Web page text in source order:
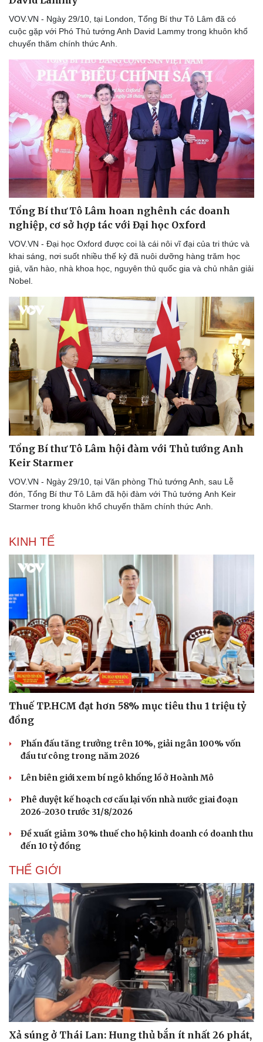
Thể thao
Bóng đá
Lịch thi đấu bóng đá
Thế giới thể thao
eSports
Hậu trường
VOV.VN - Ngày 29/10, tại London, Tổng Bí thư Tô Lâm đã có
cuộc gặp với Phó Thủ tướng Anh David Lammy trong khuôn khổ
chuyến thăm chính thức Anh.
Tổng Bí thư Tô Lâm hoan nghênh các doanh
nghiệp, cơ sở hợp tác với Đại học Oxford
VOV.VN - Đại học Oxford được coi là cái nôi vĩ đại của tri thức và
khai sáng, nơi suốt nhiều thế kỷ đã nuôi dưỡng hàng trăm học
giả, văn hào, nhà khoa học, nguyên thủ quốc gia và chủ nhân giải
Nobel.
Tổng Bí thư Tô Lâm hội đàm với Thủ tướng Anh
Keir Starmer
VOV.VN - Ngày 29/10, tại Văn phòng Thủ tướng Anh, sau Lễ
đón, Tổng Bí thư Tô Lâm đã hội đàm với Thủ tướng Anh Keir
Starmer trong khuôn khổ chuyến thăm chính thức Anh.
KINH TẾ
Thuế TP.HCM đạt hơn 58% mục tiêu thu 1 triệu tỷ
đồng
Phấn đấu tăng trưởng trên 10%, giải ngân 100% vốn
đầu tư công trong năm 2026
Lên biên giới xem bí ngô khổng lồ ở Hoành Mô
Phê duyệt kế hoạch cơ cấu lại vốn nhà nước giai đoạn
2026-2030 trước 31/8/2026
Đề xuất giảm 30% thuế cho hộ kinh doanh có doanh thu
đến 10 tỷ đồng
THẾ GIỚI
Xả súng ở Thái Lan: Hung thủ bắn ít nhất 26 phát,